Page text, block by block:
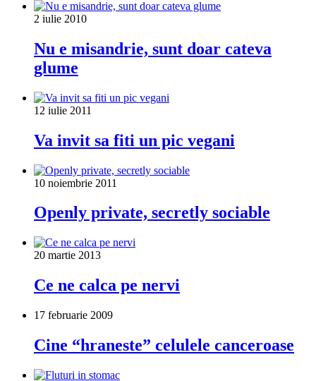
2 iulie 2010
Nu e misandrie, sunt doar cateva
glume
12 iulie 2011
Va invit sa fiti un pic vegani
10 noiembrie 2011
Openly private, secretly sociable
20 martie 2013
Ce ne calca pe nervi
17 februarie 2009
Cine “hraneste” celulele canceroase